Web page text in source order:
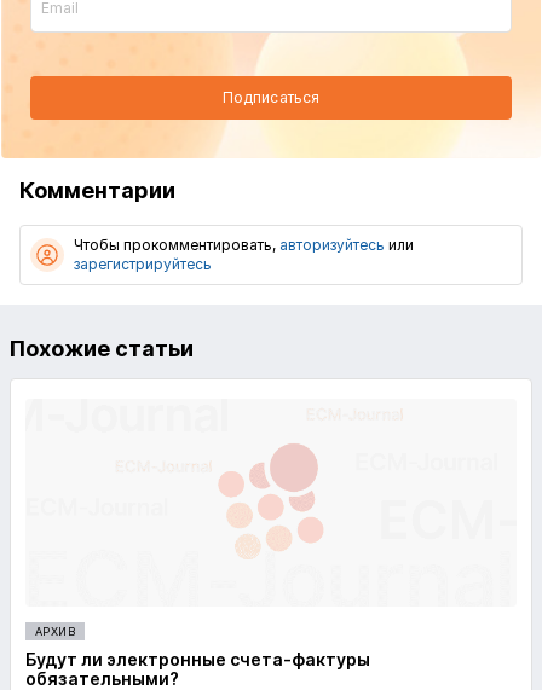
Подписаться
Комментарии
Чтобы прокомментировать, авторизуйтесь или
зарегистрируйтесь
Похожие статьи
АРХИВ
Будут ли электронные счета-фактуры
обязательными?